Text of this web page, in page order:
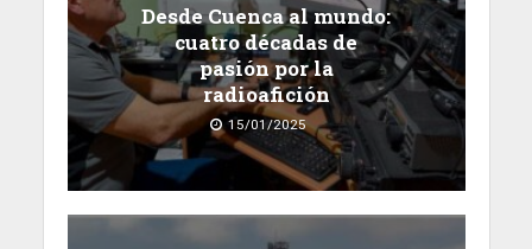
Desde Cuenca al mundo:
cuatro décadas de
pasión por la
radioafición
15/01/2025